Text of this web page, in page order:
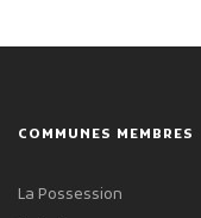
COMMUNES MEMBRES
La Possession